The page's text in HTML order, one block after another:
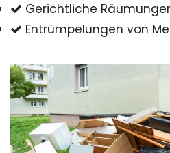
Gerichtliche
Entrümpelungen von